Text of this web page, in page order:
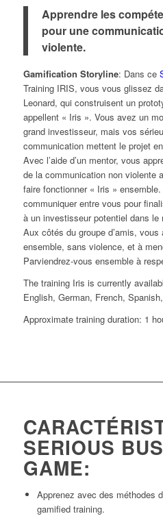
Apprendre les
pour une
violente.
Gamification Storyline: Dans ce
Training IRIS, vous vous glissez
Leonard, qui construisent un
appellent « Iris ». Vous avez un
grand investisseur, mais vos
communication mettent le projet
Avec l’aide d’un mentor, vous
de la communication non violente
faire fonctionner « Iris »
communiquer entre vous pour
à un investisseur potentiel dans le
Aux côtés du groupe d’amis,
ensemble, sans violence, et à
Parviendrez-vous ensemble à
The training Iris is currently
English, German, French,
Approximate training duration: 1
SERIOUS
GAME:
Apprenez avec des méthodes
gamified training.